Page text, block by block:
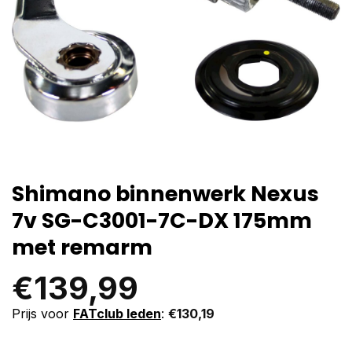
Shimano binnenwerk Nexus
7v SG-C3001-7C-DX 175mm
met remarm
€139,99
Prijs voor FATclub leden: €130,19